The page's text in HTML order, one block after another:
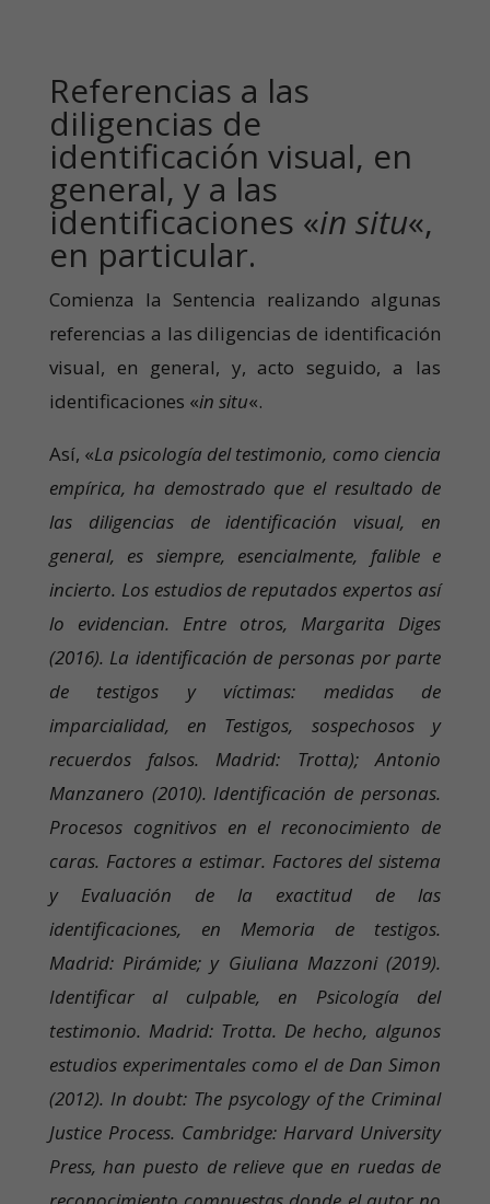
Referencias a las
diligencias de
identificación visual, en
general, y a las
identificaciones «in situ«,
en particular.
Comienza la Sentencia realizando algunas
referencias a las diligencias de identificación
visual, en general, y, acto seguido, a las
identificaciones «in situ«.
Así, «La psicología del testimonio, como ciencia
empírica, ha demostrado que el resultado de
las diligencias de identificación visual, en
general, es siempre, esencialmente, falible e
incierto. Los estudios de reputados expertos así
lo evidencian. Entre otros, Margarita Diges
(2016). La identificación de personas por parte
de testigos y víctimas: medidas de
imparcialidad, en Testigos, sospechosos y
recuerdos falsos. Madrid: Trotta); Antonio
Manzanero (2010). Identificación de personas.
Procesos cognitivos en el reconocimiento de
caras. Factores a estimar. Factores del sistema
y Evaluación de la exactitud de las
identificaciones, en Memoria de testigos.
Madrid: Pirámide; y Giuliana Mazzoni (2019).
Identificar al culpable, en Psicología del
testimonio. Madrid: Trotta. De hecho, algunos
estudios experimentales como el de Dan Simon
(2012). In doubt: The psycology of the Criminal
Justice Process. Cambridge: Harvard University
Press, han puesto de relieve que en ruedas de